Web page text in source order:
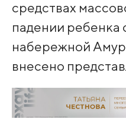
средствах
падении ребенка
набережной
внесено